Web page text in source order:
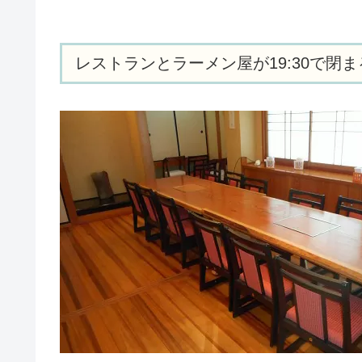
レストランとラーメン屋が19:30で閉ま